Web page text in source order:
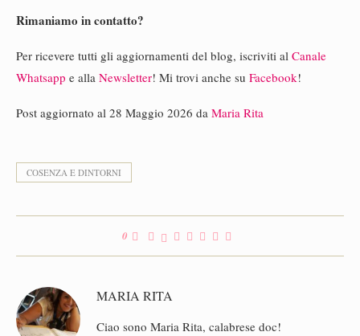
Rimaniamo in contatto?
Per ricevere tutti gli aggiornamenti del blog, iscriviti al Canale
Whatsapp e alla Newsletter! Mi trovi anche su Facebook!
Post aggiornato al 28 Maggio 2026 da Maria Rita
COSENZA E DINTORNI
0
MARIA RITA
Ciao sono Maria Rita, calabrese doc!